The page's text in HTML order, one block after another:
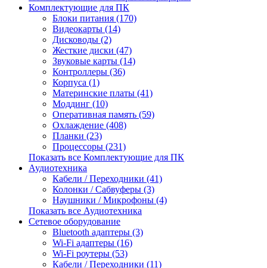
Комплектующие для ПК
Блоки питания (170)
Видеокарты (14)
Дисководы (2)
Жесткие диски (47)
Звуковые карты (14)
Контроллеры (36)
Корпуса (1)
Материнские платы (41)
Моддинг (10)
Оперативная память (59)
Охлаждение (408)
Планки (23)
Процессоры (231)
Показать все Комплектующие для ПК
Аудиотехника
Кабели / Переходники (41)
Колонки / Сабвуферы (3)
Наушники / Микрофоны (4)
Показать все Аудиотехника
Сетевое оборудование
Bluetooth адаптеры (3)
Wi-Fi адаптеры (16)
Wi-Fi роутеры (53)
Кабели / Переходники (11)